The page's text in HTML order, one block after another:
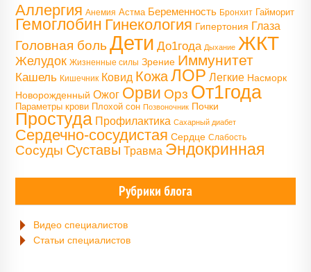
Аллергия Анемия Астма Беременность Бронхит Гайморит
Гемоглобин Гинекология Гипертония Глаза
Головная боль Дети До1года Дыхание ЖКТ
Желудок Жизненные силы Зрение Иммунитет
Кашель Кишечник Ковид Кожа ЛОР Легкие Насморк
Новорожденный Ожог Орви Орз От1года
Параметры крови Плохой сон Позвоночник Почки
Простуда Профилактика Сахарный диабет
Сердечно-сосудистая Сердце Слабость
Сосуды Суставы Травма Эндокринная
Рубрики блога
Видео специалистов
Статьи специалистов